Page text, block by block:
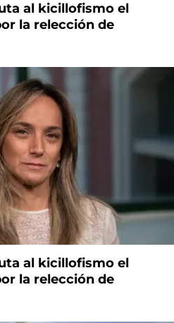
al kicillofismo el
la relección de
al kicillofismo el
la relección de